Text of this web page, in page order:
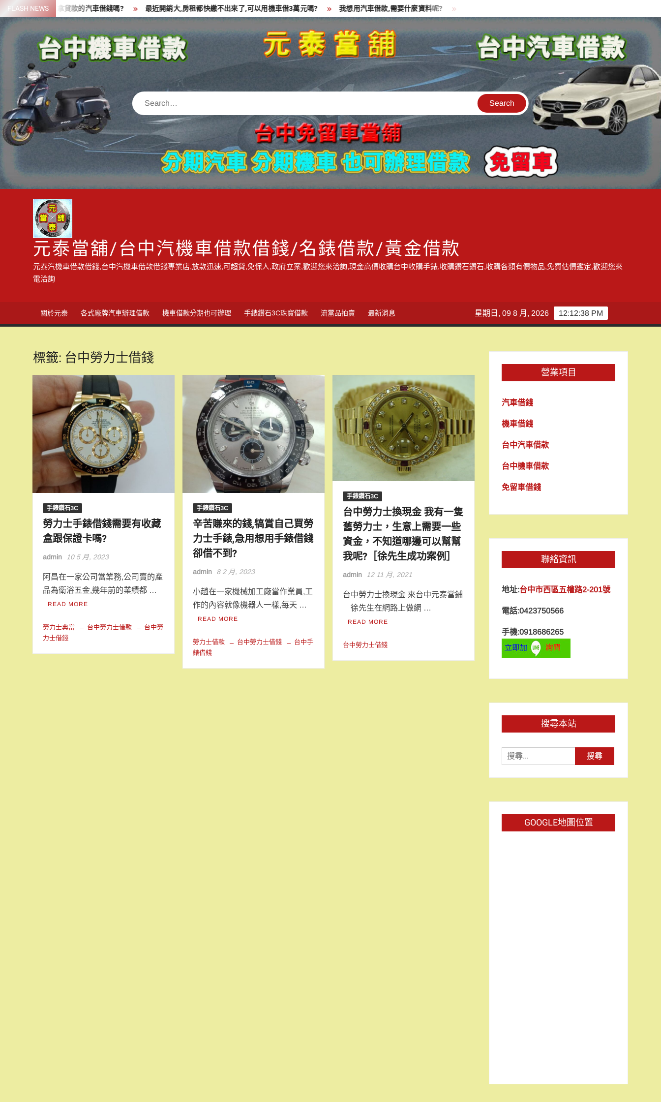
Skip
to
content
FLASH NEWS
資金,可以拿貸款的汽車借錢嗎? 最近開銷大,房租都快繳不出來了,可以用機車借3萬元嗎? 我想用汽車借款,需要什麼資料呢? 貸款中的中古機車可以借款嗎?機車可以騎走嗎?
Search
元泰當舖/台中汽機車借款借錢/名錶借款/黃金借款
元泰汽機車借款借錢,台中汽機車借款借錢專業店,放款迅速,可超貸,免保人,政府立案,歡迎您來洽詢,現金高價收購台中收購手錶,收購鑽石鑽石,收購各類有價物品,免費估價鑑定,歡迎您來
電洽詢
關於元泰 各式廠牌汽車辦理借款 機車借款分期也可辦理 手錶鑽石3C珠寶借款 流當品拍賣 最新消息 12:12:39 PM
星期日, 09 8 月, 2026
標籤: 台中勞力士借錢
手錶鑽石3C
勞力士手錶借錢需要有收藏
盒跟保證卡嗎?
admin 10 5 月, 2023
阿昌在一家公司當業務,公司賣的產
品為衛浴五金,幾年前的業績都 …
READ MORE
勞力士典當 台中勞力士借款
台中勞
力士借錢
手錶鑽石3C
辛苦賺來的錢,犒賞自己買勞
力士手錶,急用想用手錶借錢
卻借不到?
admin 8 2 月, 2023
小趙在一家機械加工廠當作業員,工
作的內容就像機器人一樣,每天 …
READ MORE
勞力士借款 台中勞力士借錢
台中手
錶借錢
手錶鑽石3C
台中勞力士換現金 我有一隻
舊勞力士，生意上需要一些
資金，不知道哪邊可以幫幫
我呢?［徐先生成功案例］
admin 12 11 月, 2021
台中勞力士換現金 來台中元泰當鋪
徐先生在網路上做網 …
READ MORE
台中勞力士借錢
營業項目
汽車借錢
機車借錢
台中汽車借款
台中機車借款
免留車借錢
聯絡資訊
地址:台中市西區五權路2-201號
電話:0423750566
手機:0918686265
搜尋本站
尋
關
GOOGLE地圖位置